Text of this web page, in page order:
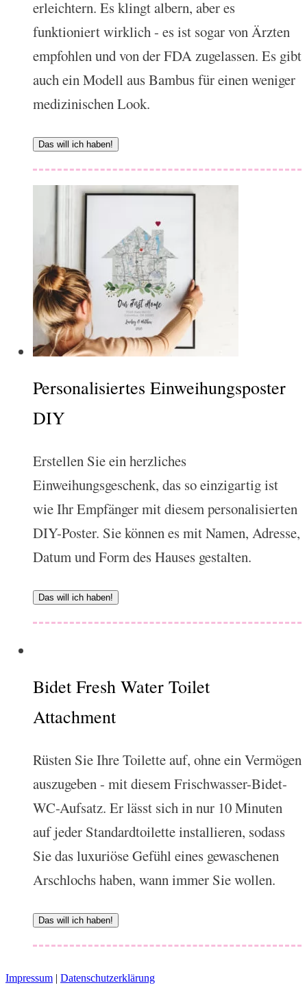
erleichtern. Es klingt albern, aber es
funktioniert wirklich - es ist sogar von Ärzten
empfohlen und von der FDA zugelassen. Es gibt
auch ein Modell aus Bambus für einen weniger
medizinischen Look.
Das will ich haben!
Personalisiertes Einweihungsposter
DIY
Erstellen Sie ein herzliches
Einweihungsgeschenk, das so einzigartig ist
wie Ihr Empfänger mit diesem personalisierten
DIY-Poster. Sie können es mit Namen, Adresse,
Datum und Form des Hauses gestalten.
Das will ich haben!
Bidet Fresh Water Toilet
Attachment
Rüsten Sie Ihre Toilette auf, ohne ein Vermögen
auszugeben - mit diesem Frischwasser-Bidet-
WC-Aufsatz. Er lässt sich in nur 10 Minuten
auf jeder Standardtoilette installieren, sodass
Sie das luxuriöse Gefühl eines gewaschenen
Arschlochs haben, wann immer Sie wollen.
Das will ich haben!
Impressum | Datenschutzerklärung